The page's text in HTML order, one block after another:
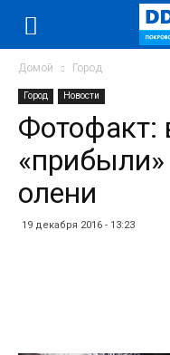
Домой Город
Город Новости
Фотофакт:
«прибыли»
олени
19 декабря 2016 - 13:23